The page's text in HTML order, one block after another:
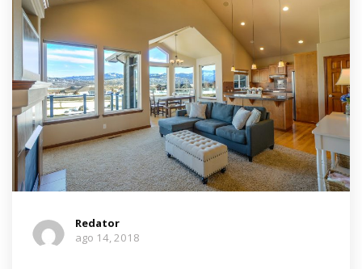
Redator
ago 14, 2018